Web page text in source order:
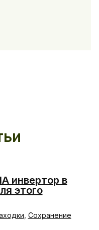
инвертор в
этого
Сохранение